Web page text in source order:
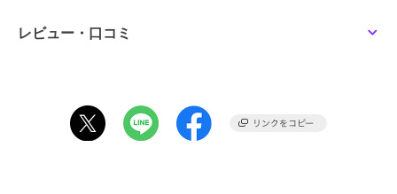
に浮き上がりにくくなります。
コットン60％とポリエステル40％のCVC天竺ボディを採用。手触り
の良いタオル等でも使われる程よい太さの糸を、密度高い編地で仕上
レビュー・口コミ